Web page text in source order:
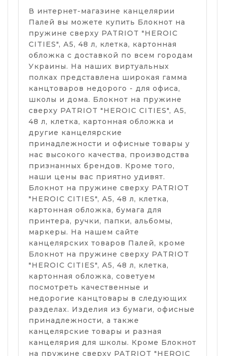
В интернет-магазине канцелярии
Палей вы можете купить Блокнот на
пружине сверху PATRIOT "HEROIC
CITIES", А5, 48 л, клетка, картонная
обложка с доставкой по всем городам
Украины. На наших виртуальных
полках представлена ​​широкая гамма
канцтоваров недорого - для офиса,
школы и дома. Блокнот на пружине
сверху PATRIOT "HEROIC CITIES", А5,
48 л, клетка, картонная обложка и
другие канцелярские
принадлежности и офисные товары у
нас высокого качества, производства
признанных брендов. Кроме того,
наши цены вас приятно удивят.
Блокнот на пружине сверху PATRIOT
"HEROIC CITIES", А5, 48 л, клетка,
картонная обложка, бумага для
принтера, ручки, папки, альбомы,
маркеры. На нашем сайте
канцелярских товаров Палей, кроме
Блокнот на пружине сверху PATRIOT
"HEROIC CITIES", А5, 48 л, клетка,
картонная обложка, советуем
посмотреть качественные и
недорогие канцтовары в следующих
разделах. Изделия из бумаги, офисные
принадлежности, а также
канцелярские товары и разная
канцелярия для школы. Кроме Блокнот
на пружине сверху PATRIOT "HEROIC